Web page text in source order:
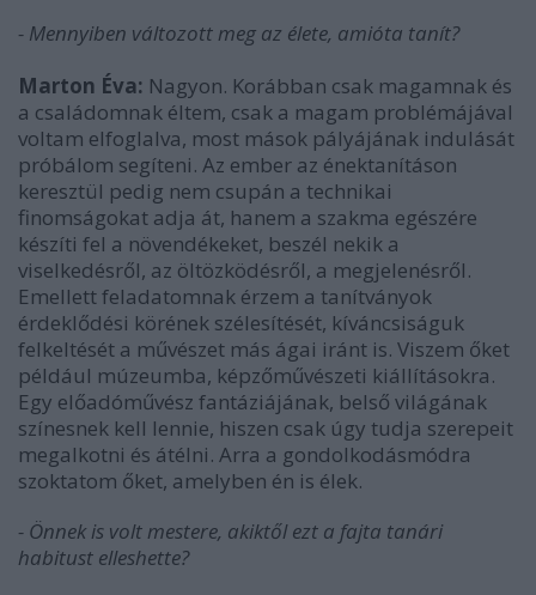
- Mennyiben változott meg az élete, amióta tanít?
Marton Éva: Nagyon. Korábban csak magamnak és
a családomnak éltem, csak a magam problémájával
voltam elfoglalva, most mások pályájának indulását
próbálom segíteni. Az ember az énektanításon
keresztül pedig nem csupán a technikai
finomságokat adja át, hanem a szakma egészére
készíti fel a növendékeket, beszél nekik a
viselkedésről, az öltözködésről, a megjelenésről.
Emellett feladatomnak érzem a tanítványok
érdeklődési körének szélesítését, kíváncsiságuk
felkeltését a művészet más ágai iránt is. Viszem őket
például múzeumba, képzőművészeti kiállításokra.
Egy előadóművész fantáziájának, belső világának
színesnek kell lennie, hiszen csak úgy tudja szerepeit
megalkotni és átélni. Arra a gondolkodásmódra
szoktatom őket, amelyben én is élek.
- Önnek is volt mestere, akiktől ezt a fajta tanári
habitust elleshette?